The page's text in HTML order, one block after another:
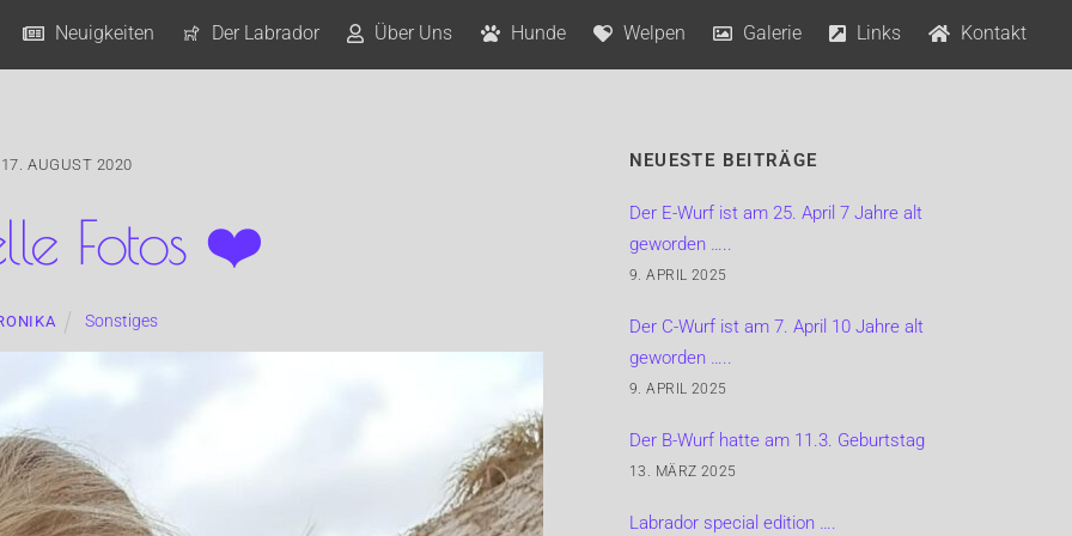
Neuigkeiten Der Labrador Über Uns Hunde Welpen Galerie Links Kontakt
17. AUGUST 2020
Fotos ❤️
Sonstiges
NEUESTE BEITRÄGE
Der E-Wurf ist am 25. April 7 Jahre alt
geworden …..
9. APRIL 2025
Der C-Wurf ist am 7. April 10 Jahre alt
geworden …..
9. APRIL 2025
Der B-Wurf hatte am 11.3. Geburtstag
13. MÄRZ 2025
Labrador special edition ….